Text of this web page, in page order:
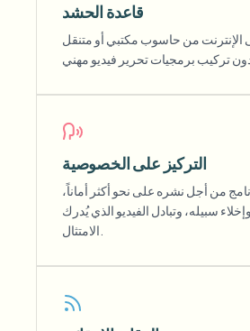
قاعدة الحشد
الإنترنت من حاسوب مكتبي أو متنقل
التركيز على الخصوصية
من أجل نشره على نحو أكثر أماناً،
سبيله، وتبادل الفيديو الذي يُدرك